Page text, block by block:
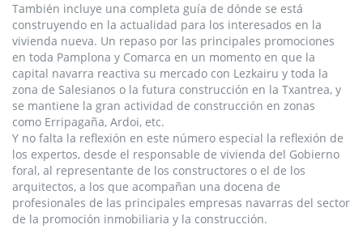
También incluye una completa guía de dónde se está
construyendo en la actualidad para los interesados en la
vivienda nueva. Un repaso por las principales promociones
en toda Pamplona y Comarca en un momento en que la
capital navarra reactiva su mercado con Lezkairu y toda la
zona de Salesianos o la futura construcción en la Txantrea, y
se mantiene la gran actividad de construcción en zonas
como Erripagaña, Ardoi, etc.
Y no falta la reflexión en este número especial la reflexión de
los expertos, desde el responsable de vivienda del Gobierno
foral, al representante de los constructores o el de los
arquitectos, a los que acompañan una docena de
profesionales de las principales empresas navarras del sector
de la promoción inmobiliaria y la construcción.